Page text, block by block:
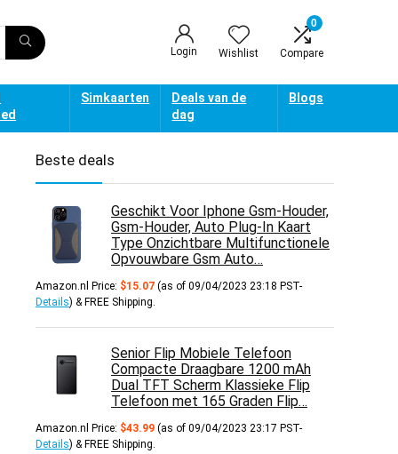
Login Wishlist
0
Compare
Simkaarten
Deals van de
dag
Blogs
Beste deals
Geschikt Voor Iphone Gsm-Houder,
Gsm-Houder, Auto Plug-In Kaart
Type Onzichtbare Multifunctionele
Opvouwbare Gsm Auto…
Amazon.nl Price: $15.07 (as of 09/04/2023 23:18 PST-
Details) & FREE Shipping.
Senior Flip Mobiele Telefoon
Compacte Draagbare 1200 mAh
Dual TFT Scherm Klassieke Flip
Telefoon met 165 Graden Flip…
Amazon.nl Price: $43.99 (as of 09/04/2023 23:17 PST-
Details) & FREE Shipping.